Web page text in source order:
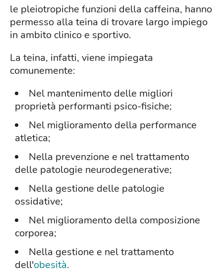
le pleiotropiche funzioni della caffeina, hanno
permesso alla teina di trovare largo impiego
in ambito clinico e sportivo.
La teina, infatti, viene impiegata
comunemente:
Nel mantenimento delle migliori
proprietà performanti psico-fisiche;
Nel miglioramento della performance
atletica;
Nella prevenzione e nel trattamento
delle patologie neurodegenerative;
Nella gestione delle patologie
ossidative;
Nel miglioramento della composizione
corporea;
Nella gestione e nel trattamento
dell'obesità.